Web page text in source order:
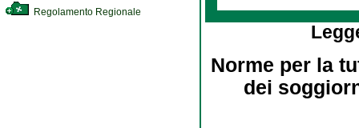
Regolamento Regionale
Norme per la
dei